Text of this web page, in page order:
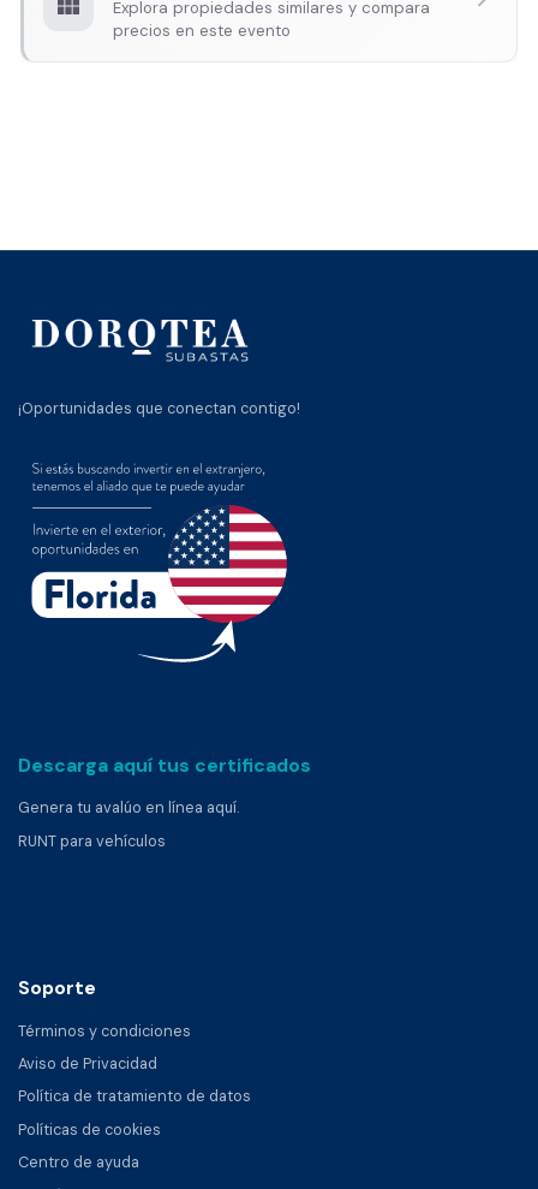
view_module
Explora propiedades similares y compara
precios en este evento
¡Oportunidades que conectan contigo!
Descarga aquí tus certificados
Genera tu avalúo en línea aquí.
RUNT para vehículos
Soporte
Términos y condiciones
Aviso de Privacidad
Política de tratamiento de datos
Políticas de cookies
Centro de ayuda